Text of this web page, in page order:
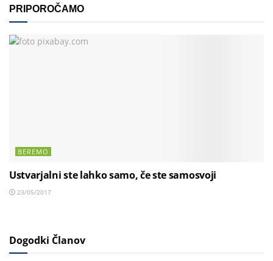
PRIPOROČAMO
BEREMO
Ustvarjalni ste lahko samo, če ste samosvoji
23/05/2017
Dogodki Članov